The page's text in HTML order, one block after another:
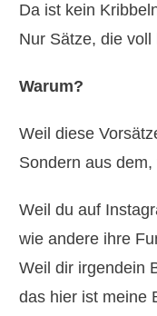
Da ist kein
Nur Sätze, die
Warum?
Weil diese
Sondern aus
Weil du auf
wie andere ihre
Weil dir irgendein
das hier ist meine